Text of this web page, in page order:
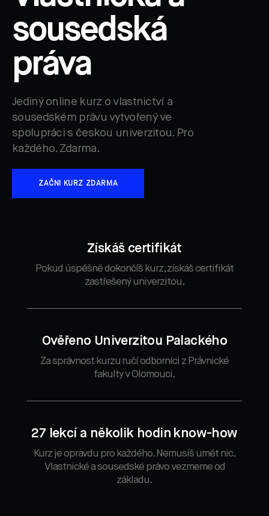
sousedská
práva
Jediný online kurz o vlastnictví a
sousedském právu vytvořený ve
spolupráci s českou univerzitou. Pro
každého. Zdarma.
ZAČNI KURZ ZDARMA
Získáš certifikát
Pokud úspěšně dokončíš kurz, získáš certifikát
zastřešený univerzitou.
Ověřeno Univerzitou Palackého
Za správnost kurzu ručí odborníci z Právnické
fakulty v Olomouci.
27 lekcí a několik hodin know-how
Kurz je opravdu pro každého. Nemusíš umět nic.
Vlastnické a sousedské právo vezmeme od
základu.